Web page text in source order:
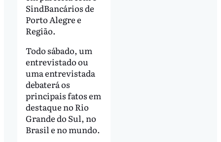
SindBancários de
Porto Alegre e
Região.
Todo sábado, um
entrevistado ou
uma entrevistada
debaterá os
principais fatos em
destaque no Rio
Grande do Sul, no
Brasil e no mundo.